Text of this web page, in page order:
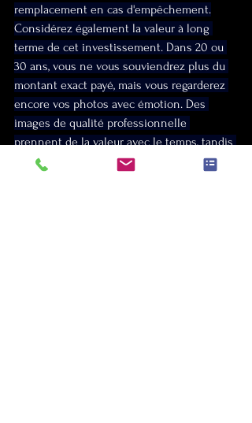
remplacement en cas d'empêchement.
Considérez également la valeur à long
terme de cet investissement. Dans 20 ou
30 ans, vous ne vous souviendrez plus du
montant exact payé, mais vous regarderez
encore vos photos avec émotion. Des
images de qualité professionnelle
prennent de la valeur avec le temps, tandis
que des photos médiocres deviennent de